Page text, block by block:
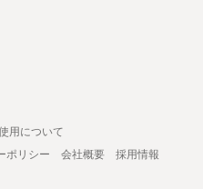
用について
ポリシー 会社概要
採用情報